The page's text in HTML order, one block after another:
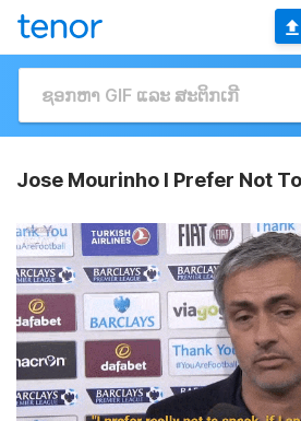
Jose Mourinho I Prefer Not